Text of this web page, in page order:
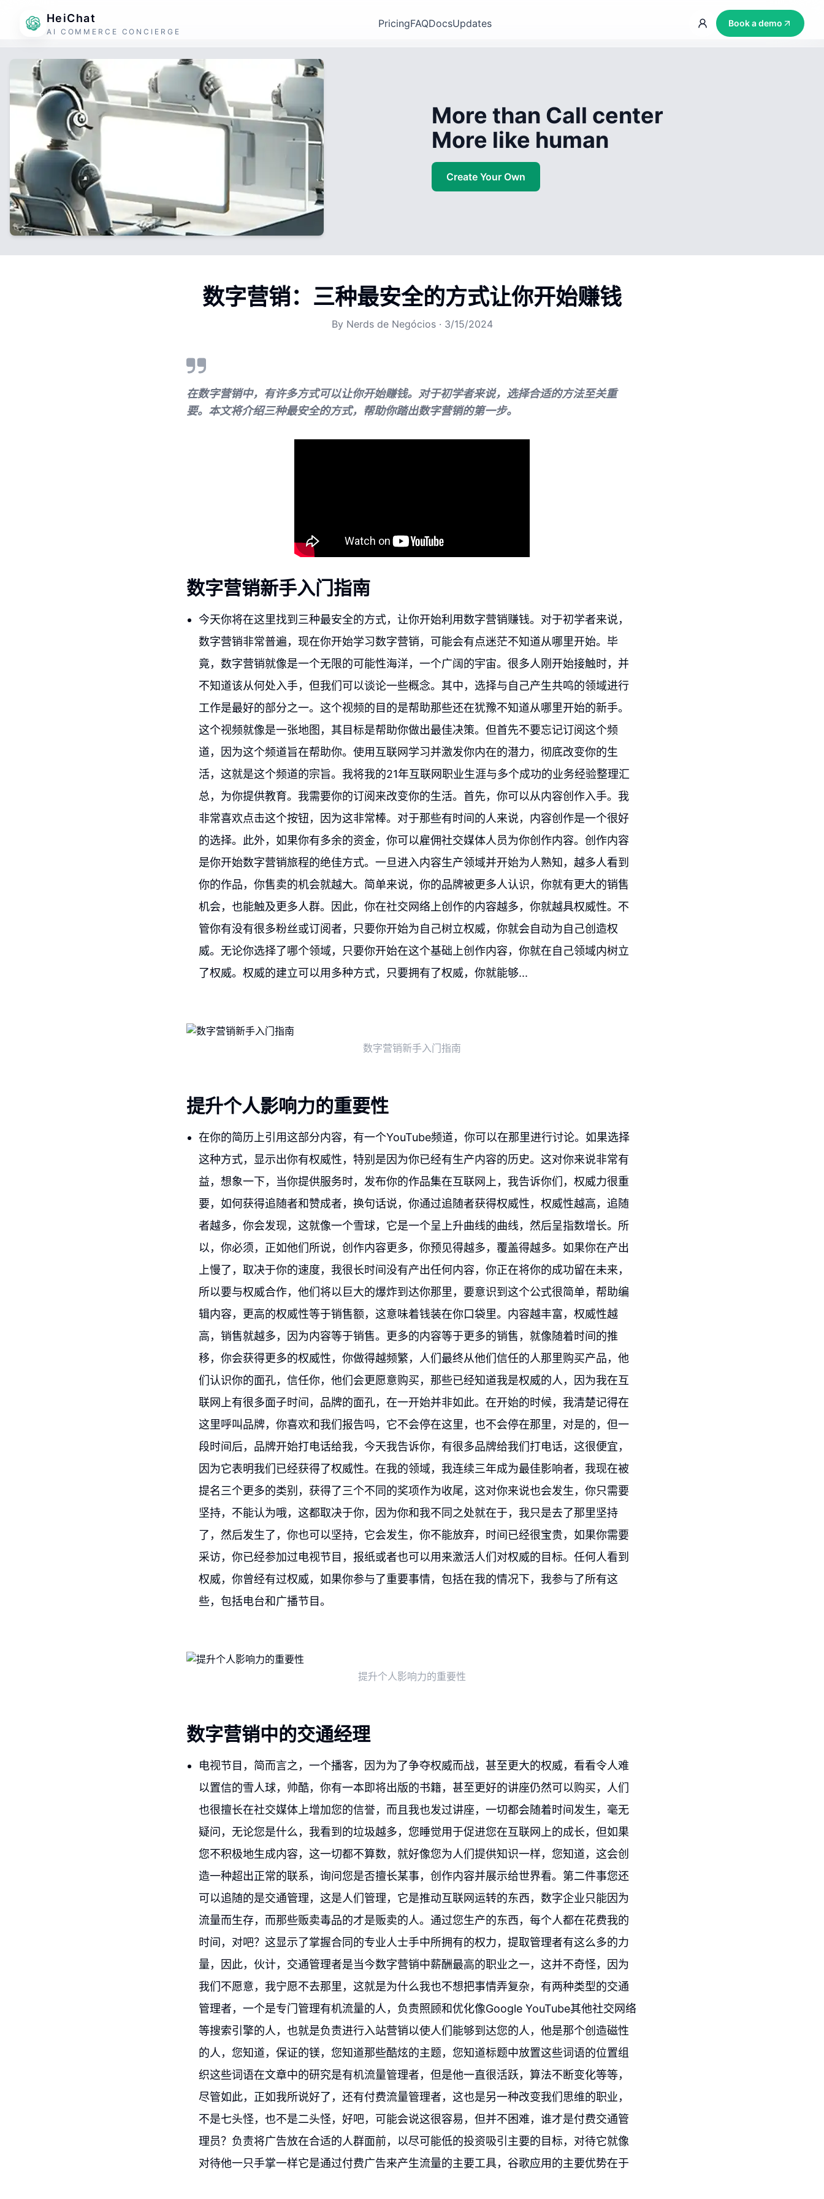
HeiChat
AI COMMERCE CONCIERGE
PricingFAQDocsUpdates Book a demo
More than Call center
More like human
Create Your Own
数字营销：三种最安全的方式让你开始赚钱
By Nerds de Negócios· 3/15/2024
在数字营销中，有许多方式可以让你开始赚钱。对于初学者来说，选择合适的方法至关重
要。本文将介绍三种最安全的方式，帮助你踏出数字营销的第一步。
数字营销新手入门指南
今天你将在这里找到三种最安全的方式，让你开始利用数字营销赚钱。对于初学者来说，
数字营销非常普遍，现在你开始学习数字营销，可能会有点迷茫不知道从哪里开始。毕
竟，数字营销就像是一个无限的可能性海洋，一个广阔的宇宙。很多人刚开始接触时，并
不知道该从何处入手，但我们可以谈论一些概念。其中，选择与自己产生共鸣的领域进行
工作是最好的部分之一。这个视频的目的是帮助那些还在犹豫不知道从哪里开始的新手。
这个视频就像是一张地图，其目标是帮助你做出最佳决策。但首先不要忘记订阅这个频
道，因为这个频道旨在帮助你。使用互联网学习并激发你内在的潜力，彻底改变你的生
活，这就是这个频道的宗旨。我将我的21年互联网职业生涯与多个成功的业务经验整理汇
总，为你提供教育。我需要你的订阅来改变你的生活。首先，你可以从内容创作入手。我
非常喜欢点击这个按钮，因为这非常棒。对于那些有时间的人来说，内容创作是一个很好
的选择。此外，如果你有多余的资金，你可以雇佣社交媒体人员为你创作内容。创作内容
是你开始数字营销旅程的绝佳方式。一旦进入内容生产领域并开始为人熟知，越多人看到
你的作品，你售卖的机会就越大。简单来说，你的品牌被更多人认识，你就有更大的销售
机会，也能触及更多人群。因此，你在社交网络上创作的内容越多，你就越具权威性。不
管你有没有很多粉丝或订阅者，只要你开始为自己树立权威，你就会自动为自己创造权
威。无论你选择了哪个领域，只要你开始在这个基础上创作内容，你就在自己领域内树立
了权威。权威的建立可以用多种方式，只要拥有了权威，你就能够...
数字营销新手入门指南
提升个人影响力的重要性
在你的简历上引用这部分内容，有一个YouTube频道，你可以在那里进行讨论。如果选择
这种方式，显示出你有权威性，特别是因为你已经有生产内容的历史。这对你来说非常有
益，想象一下，当你提供服务时，发布你的作品集在互联网上，我告诉你们，权威力很重
要，如何获得追随者和赞成者，换句话说，你通过追随者获得权威性，权威性越高，追随
者越多，你会发现，这就像一个雪球，它是一个呈上升曲线的曲线，然后呈指数增长。所
以，你必须，正如他们所说，创作内容更多，你预见得越多，覆盖得越多。如果你在产出
上慢了，取决于你的速度，我很长时间没有产出任何内容，你正在将你的成功留在未来，
所以要与权威合作，他们将以巨大的爆炸到达你那里，要意识到这个公式很简单，帮助编
辑内容，更高的权威性等于销售额，这意味着钱装在你口袋里。内容越丰富，权威性越
高，销售就越多，因为内容等于销售。更多的内容等于更多的销售，就像随着时间的推
移，你会获得更多的权威性，你做得越频繁，人们最终从他们信任的人那里购买产品，他
们认识你的面孔，信任你，他们会更愿意购买，那些已经知道我是权威的人，因为我在互
联网上有很多面子时间，品牌的面孔，在一开始并非如此。在开始的时候，我清楚记得在
这里呼叫品牌，你喜欢和我们报告吗，它不会停在这里，也不会停在那里，对是的，但一
段时间后，品牌开始打电话给我，今天我告诉你，有很多品牌给我们打电话，这很便宜，
因为它表明我们已经获得了权威性。在我的领域，我连续三年成为最佳影响者，我现在被
提名三个更多的类别，获得了三个不同的奖项作为收尾，这对你来说也会发生，你只需要
坚持，不能认为哦，这都取决于你，因为你和我不同之处就在于，我只是去了那里坚持
了，然后发生了，你也可以坚持，它会发生，你不能放弃，时间已经很宝贵，如果你需要
采访，你已经参加过电视节目，报纸或者也可以用来激活人们对权威的目标。任何人看到
权威，你曾经有过权威，如果你参与了重要事情，包括在我的情况下，我参与了所有这
些，包括电台和广播节目。
提升个人影响力的重要性
数字营销中的交通经理
电视节目，简而言之，一个播客，因为为了争夺权威而战，甚至更大的权威，看看令人难
以置信的雪人球，帅酷，你有一本即将出版的书籍，甚至更好的讲座仍然可以购买，人们
也很擅长在社交媒体上增加您的信誉，而且我也发过讲座，一切都会随着时间发生，毫无
疑问，无论您是什么，我看到的垃圾越多，您睡觉用于促进您在互联网上的成长，但如果
您不积极地生成内容，这一切都不算数，就好像您为人们提供知识一样，您知道，这会创
造一种超出正常的联系，询问您是否擅长某事，创作内容并展示给世界看。第二件事您还
可以追随的是交通管理，这是人们管理，它是推动互联网运转的东西，数字企业只能因为
流量而生存，而那些贩卖毒品的才是贩卖的人。通过您生产的东西，每个人都在花费我的
时间，对吧？这显示了掌握合同的专业人士手中所拥有的权力，提取管理者有这么多的力
量，因此，伙计，交通管理者是当今数字营销中薪酬最高的职业之一，这并不奇怪，因为
我们不愿意，我宁愿不去那里，这就是为什么我也不想把事情弄复杂，有两种类型的交通
管理者，一个是专门管理有机流量的人，负责照顾和优化像Google YouTube其他社交网络
等搜索引擎的人，也就是负责进行入站营销以使人们能够到达您的人，他是那个创造磁性
的人，您知道，保证的镁，您知道那些酷炫的主题，您知道标题中放置这些词语的位置组
织这些词语在文章中的研究是有机流量管理者，但是他一直很活跃，算法不断变化等等，
尽管如此，正如我所说好了，还有付费流量管理者，这也是另一种改变我们思维的职业，
不是七头怪，也不是二头怪，好吧，可能会说这很容易，但并不困难，谁才是付费交通管
理员？负责将广告放在合适的人群面前，以尽可能低的投资吸引主要的目标，对待它就像
对待他一只手掌一样它是通过付费广告来产生流量的主要工具，谷歌应用的主要优势在于